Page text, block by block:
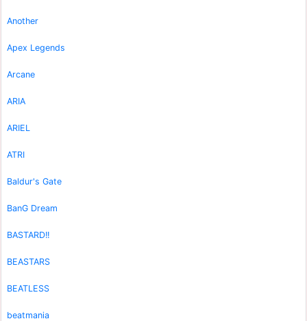
Another
Apex Legends
Arcane
ARIA
ARIEL
ATRI
Baldur's Gate
BanG Dream
BASTARD!!
BEASTARS
BEATLESS
beatmania